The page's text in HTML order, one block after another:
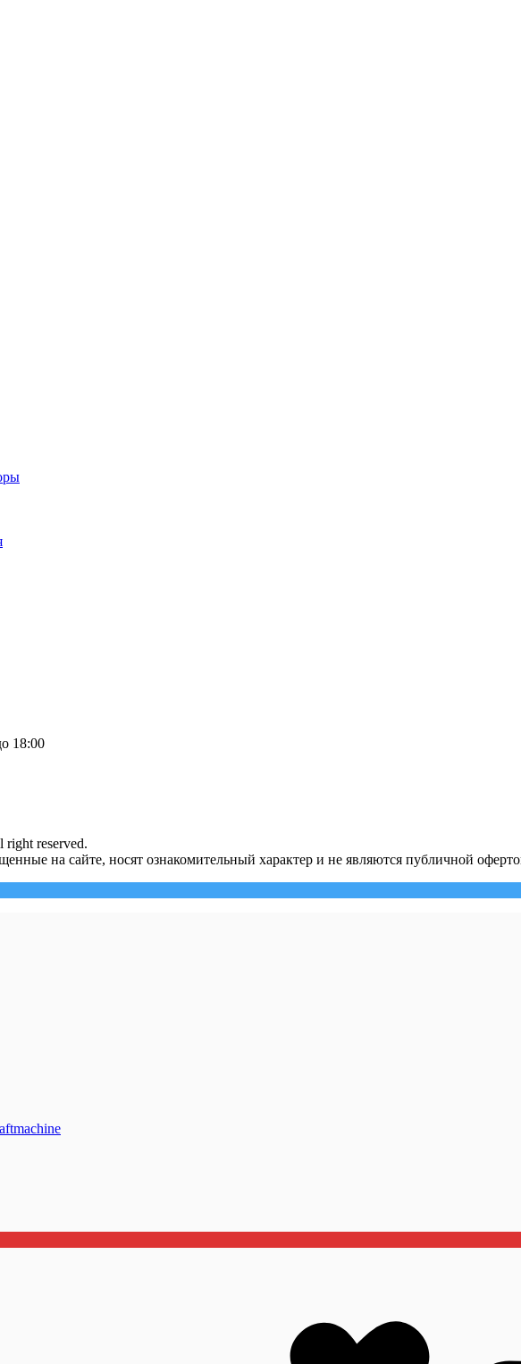
18:00
reserved.
на сайте, носят ознакомительный характер и не являются публичной